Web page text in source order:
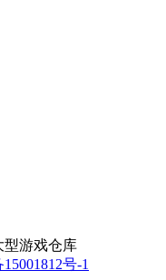
型游戏仓库
号-1